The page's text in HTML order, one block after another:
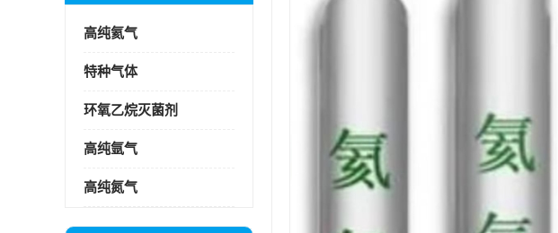
高纯氦气
特种气体
环氧乙烷灭菌剂
高纯氩气
高纯氮气